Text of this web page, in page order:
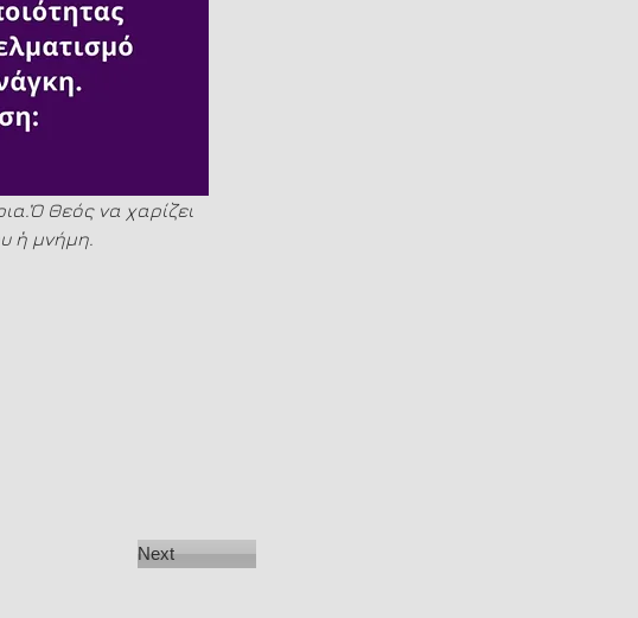
Θεός να χαρίζει
ἡ μνήμη.
Next